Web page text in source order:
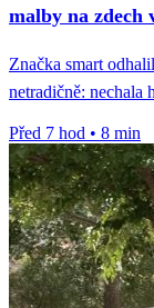
malby na zdech
Značka smart
netradičně: nechala
Před 7 hod • 8 min